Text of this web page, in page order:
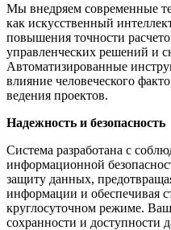
Мы внедряем современные
как искусственный
повышения точности
управленческих решений и
Автоматизированные
влияние человеческого
ведения проектов.
Надежность и безопасность
Система разработана с
информационной
защиту данных,
информации и обеспечивая
круглосуточном режиме.
сохранности и доступности